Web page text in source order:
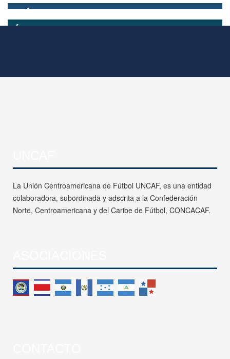
La Unión Centroamericana de Fútbol UNCAF, es una entidad
colaboradora, subordinada y adscrita a la Confederación
Norte, Centroamericana y del Caribe de Fútbol, CONCACAF.